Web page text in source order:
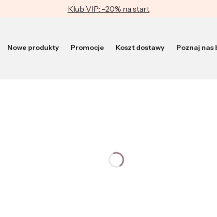
Klub VIP: -20% na start
Nowe produkty Promocje Koszt dostawy Poznaj nas